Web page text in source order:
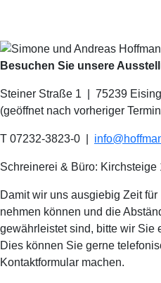
Besuchen Sie unsere
Steiner Straße 1 | 75239
(geöffnet nach vorheriger
T 07232-3823-0
Schreinerei & Büro: Kirchsteige
Damit wir uns ausgiebig Zeit
nehmen können und die
gewährleistet sind, bitte wir Sie
Dies können Sie gerne
Kontaktformular machen.